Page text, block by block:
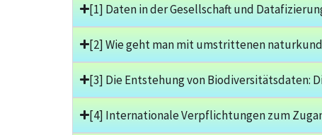
[1] Daten in der Gesellschaft und
[2] Wie geht man mit umstrittenen
[3] Die Entstehung von Biodiversitätsdaten:
[4] Internationale Verpflichtungen zum